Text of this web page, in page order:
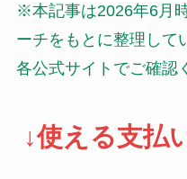
※本記事は2026年6月
ーチをもとに整理して
各公式サイトでご確認
↓使える支払